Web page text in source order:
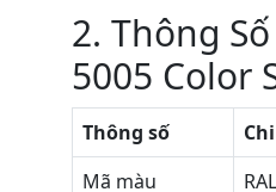
2. Thông
5005 Color
Thông số
Mã màu